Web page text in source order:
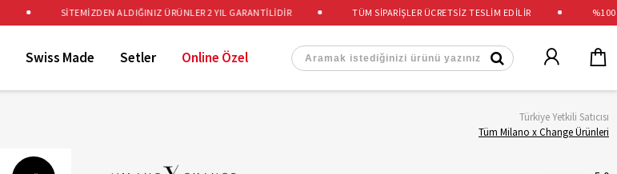
TÜM SİPARİŞLER ÜCRETSİZ TESLİM EDİLİR %100
SİTEMİZDEN ALDIĞINIZ ÜRÜNLER 2 YIL GARANTİLİDİR
Swiss Made Setler Online Özel
Türkiye Yetkili Satıcısı
Tüm Milano x Change Ürünleri